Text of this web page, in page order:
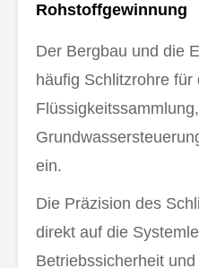
Rohstoffgewinnung
Der Bergbau und die
häufig Schlitzrohre für
ein.
Die Präzision des
direkt auf die
Betriebssicherheit